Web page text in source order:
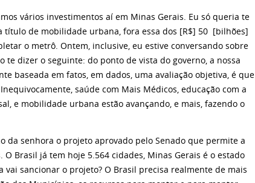
vários investimentos aí em Minas Gerais. Eu só queria te
título de mobilidade urbana, fora essa dos [R$] 50 [bilhões]
o metrô. Ontem, inclusive, eu estive conversando sobre
te dizer o seguinte: do ponto de vista do governo, a nossa
baseada em fatos, em dados, uma avaliação objetiva, é que
saúde com Mais Médicos, educação com a
e mobilidade urbana estão avançando, e mais, fazendo o
da senhora o projeto aprovado pelo Senado que permite a
Brasil já tem hoje 5.564 cidades, Minas Gerais é o estado
sancionar o projeto? O Brasil precisa realmente de mais